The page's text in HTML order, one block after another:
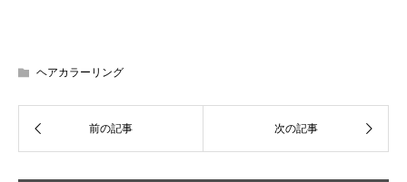
ヘアカラーリング